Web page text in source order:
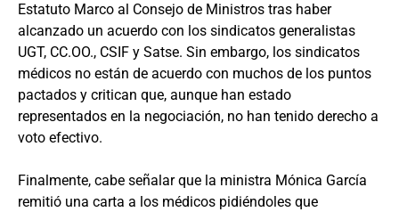
Estatuto Marco al Consejo de Ministros tras haber
alcanzado un acuerdo con los sindicatos generalistas
UGT, CC.OO., CSIF y Satse. Sin embargo, los sindicatos
médicos no están de acuerdo con muchos de los puntos
pactados y critican que, aunque han estado
representados en la negociación, no han tenido derecho a
voto efectivo.
Finalmente, cabe señalar que la ministra Mónica García
remitió una carta a los médicos pidiéndoles que